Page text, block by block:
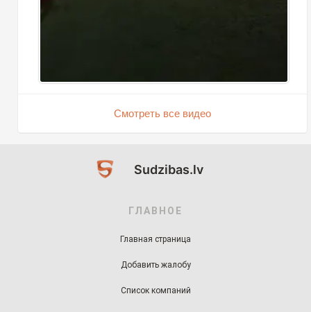
Смотреть все видео
Sudzibas.lv
ГЛАВНОЕ
Главная страница
Добавить жалобу
Список компаний